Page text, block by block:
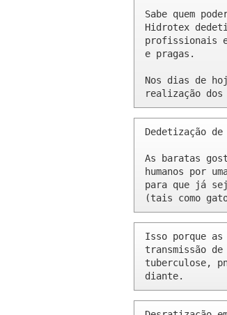
Sabe quem
Hidrotex
profissionais
e pragas.
Nos dias de
realização
Dedetização
As baratas
humanos por
para que já
(tais como
Isso porque
transmissão
tuberculose,
diante.